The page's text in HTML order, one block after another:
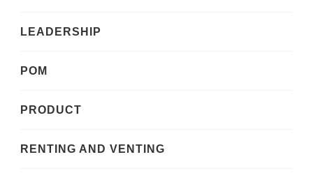
LEADERSHIP
POM
PRODUCT
RENTING AND VENTING